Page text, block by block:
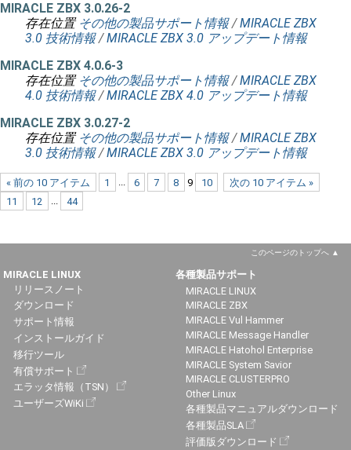
MIRACLE ZBX 3.0.26-2
存在位置 その他の製品サポート情報 /MIRACLE ZBX
3.0 技術情報 /MIRACLE ZBX 3.0 アップデート情報
MIRACLE ZBX 4.0.6-3
存在位置 その他の製品サポート情報 /MIRACLE ZBX
4.0 技術情報 /MIRACLE ZBX 4.0 アップデート情報
MIRACLE ZBX 3.0.27-2
存在位置 その他の製品サポート情報 /MIRACLE ZBX
3.0 技術情報 /MIRACLE ZBX 3.0 アップデート情報
« 前の 10 アイテム 次の 10 アイテム »
1 ... 6 7 8 9
10
11
12 ... 44
このページのトップへ
MIRACLE LINUX
リリースノート
ダウンロード
サポート情報
インストールガイド
移行ツール
有償サポート
エラッタ情報（TSN）
ユーザーズWiKi
各種製品サポート
MIRACLE LINUX
MIRACLE ZBX
MIRACLE Vul Hammer
MIRACLE Message Handler
MIRACLE Hatohol Enterprise
MIRACLE System Savior
MIRACLE CLUSTERPRO
Other Linux
各種製品マニュアルダウンロード
各種製品SLA
評価版ダウンロード